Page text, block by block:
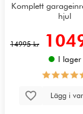
Komplett
hjul
14995 kr
I lager
Lägg i